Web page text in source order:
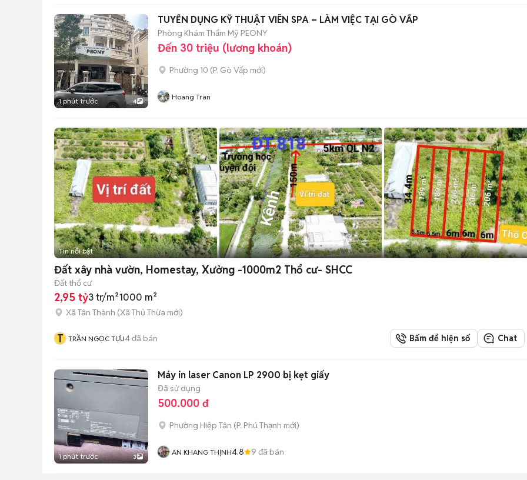
1 phút trước 4
TUYỂN DỤNG KỸ THUẬT VIÊN SPA – LÀM VIỆC TẠI GÒ VẤP
Phòng Khám Thẩm Mỹ PEONY
Đến 30 triệu (lương khoán)
Phường 10 (P. Gò Vấp mới)
Hoang Tran
Tin nổi bật
Đất xây nhà vườn, Homestay, Xưởng -1000m2 Thổ cư- SHCC
Đất thổ cư
2,95 tỷ3 tr/m²1000 m²
Xã Tân Thành (Xã Thủ Thừa mới)
T TRẦN NGỌC TỰU4đã bán Bấm để hiện số Chat
1 phút trước 3
Máy in laser Canon LP 2900 bị kẹt giấy
Đã sử dụng
500.000 đ
Phường Hiệp Tân (P. Phú Thạnh mới)
AN KHANG THỊNH4.8 9 đã bán